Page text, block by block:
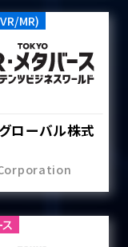
MR)
ローバル株式